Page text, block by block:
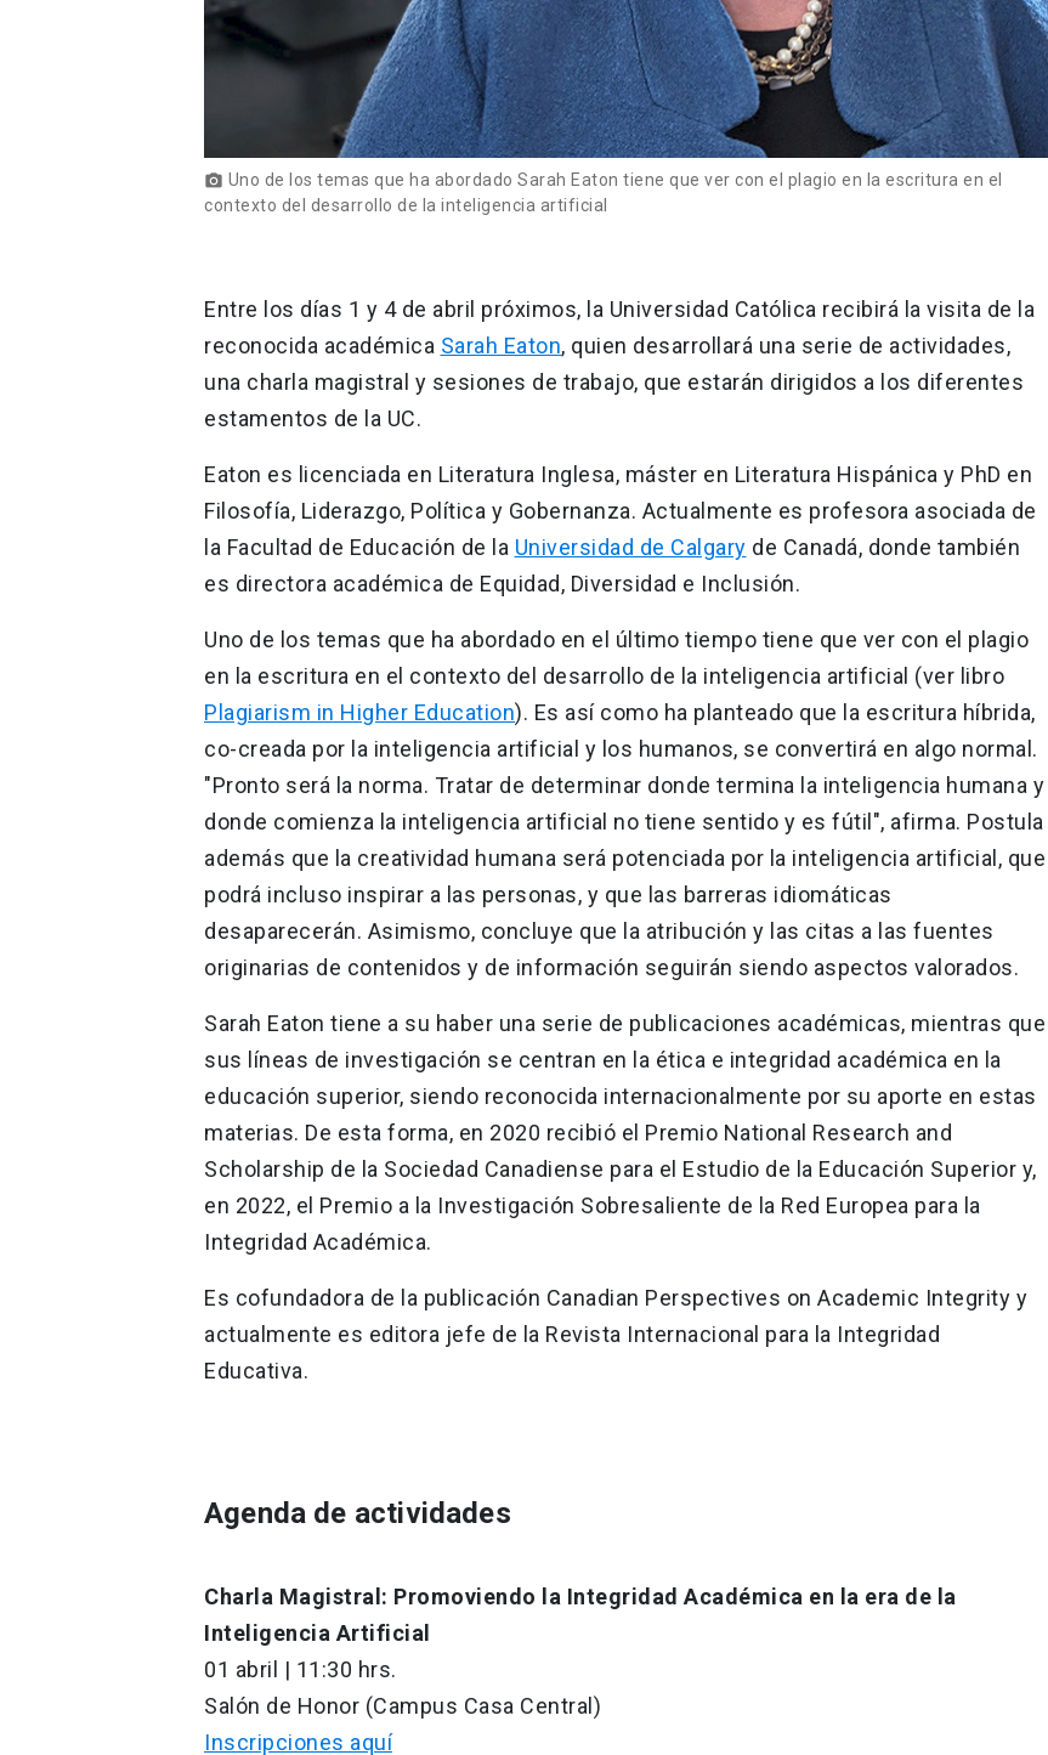
photo_camera Uno de los temas que ha abordado Sarah Eaton tiene que ver con el plagio en la escritura en el
contexto del desarrollo de la inteligencia artificial
Entre los días 1 y 4 de abril próximos, la Universidad Católica recibirá la visita de la
reconocida académica Sarah Eaton, quien desarrollará una serie de actividades,
una charla magistral y sesiones de trabajo, que estarán dirigidos a los diferentes
estamentos de la UC.
Eaton es licenciada en Literatura Inglesa, máster en Literatura Hispánica y PhD en
Filosofía, Liderazgo, Política y Gobernanza. Actualmente es profesora asociada de
la Facultad de Educación de la Universidad de Calgary de Canadá, donde también
es directora académica de Equidad, Diversidad e Inclusión.
Uno de los temas que ha abordado en el último tiempo tiene que ver con el plagio
en la escritura en el contexto del desarrollo de la inteligencia artificial (ver libro
Plagiarism in Higher Education). Es así como ha planteado que la escritura híbrida,
co-creada por la inteligencia artificial y los humanos, se convertirá en algo normal.
"Pronto será la norma. Tratar de determinar donde termina la inteligencia humana y
donde comienza la inteligencia artificial no tiene sentido y es fútil", afirma. Postula
además que la creatividad humana será potenciada por la inteligencia artificial, que
podrá incluso inspirar a las personas, y que las barreras idiomáticas
desaparecerán. Asimismo, concluye que la atribución y las citas a las fuentes
originarias de contenidos y de información seguirán siendo aspectos valorados.
Sarah Eaton tiene a su haber una serie de publicaciones académicas, mientras que
sus líneas de investigación se centran en la ética e integridad académica en la
educación superior, siendo reconocida internacionalmente por su aporte en estas
materias. De esta forma, en 2020 recibió el Premio National Research and
Scholarship de la Sociedad Canadiense para el Estudio de la Educación Superior y,
en 2022, el Premio a la Investigación Sobresaliente de la Red Europea para la
Integridad Académica.
Es cofundadora de la publicación Canadian Perspectives on Academic Integrity y
actualmente es editora jefe de la Revista Internacional para la Integridad
Educativa.
Agenda de actividades
Charla Magistral: Promoviendo la Integridad Académica en la era de la
Inteligencia Artificial
01 abril | 11:30 hrs.
Salón de Honor (Campus Casa Central)
Inscripciones aquí